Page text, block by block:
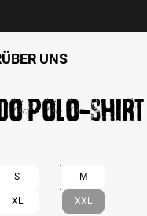
ÜBER UNS
Polo-Shirt
S M
XL XXL